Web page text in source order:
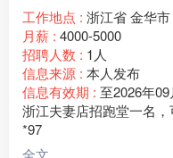
工作地点 : 浙江省 金华市
月薪 : 4000-5000
招聘人数 : 1人
信息来源 : 本人发布
信息有效期 : 至2026年09
浙江夫妻店招跑堂一名
*97
全文